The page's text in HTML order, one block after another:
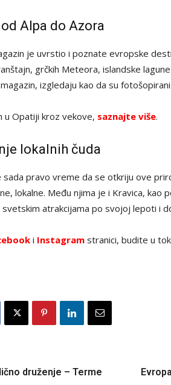
Alpa do Azora
je uvrstio i poznate evropske
grčkih Meteora, islandske lagune
izgledaju kao da su
u Opatiji kroz vekove, saznajte više.
lokalnih čuda
sada pravo vreme da se otkriju ove
lokalne. Među njima je i Kravica, kao
atrakcijama po svojoj lepoti i
i Instagram stranici, budite u
druženje – Terme